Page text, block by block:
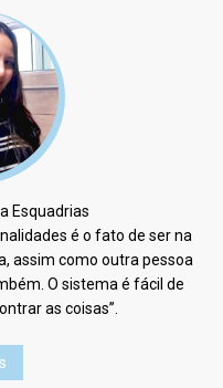
Esquadrias
é o fato de ser na
assim como outra pessoa
O sistema é fácil de
as coisas”.